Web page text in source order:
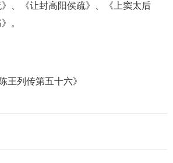
、《让封高阳侯疏》、《上窦太后
。
王列传第五十六》